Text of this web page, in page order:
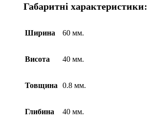
Габаритні характеристики:
Ширина 60 мм.
Висота 40 мм.
Товщина 0.8 мм.
Глибина 40 мм.